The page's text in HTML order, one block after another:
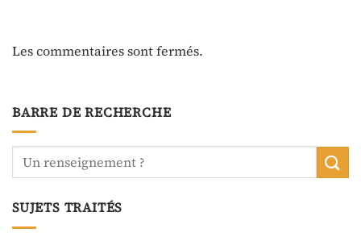
Les commentaires sont fermés.
BARRE DE RECHERCHE
SUJETS TRAITÉS